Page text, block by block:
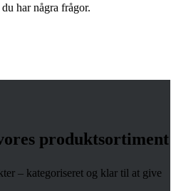
har några frågor.
produktsortiment
– kategoriseret og klar til at give